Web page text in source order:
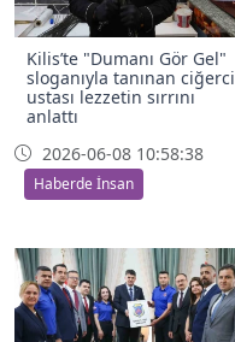
Kilis’te "Dumanı Gör Gel"
sloganıyla tanınan ciğerci
ustası lezzetin sırrını
anlattı
2026-06-08 10:58:38
Haberde İnsan